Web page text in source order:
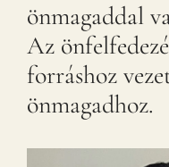
önmagaddal
Az
forráshoz
önmagadhoz.